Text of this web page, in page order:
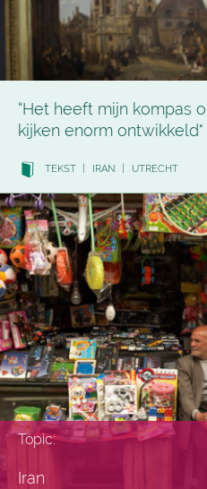
“Het heeft mijn kompas
kijken enorm ontwikkeld"
TEKST IRAN UTRECHT
Topic:
Iran